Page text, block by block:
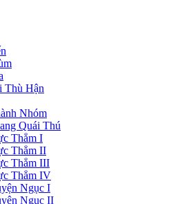
Thù Hận
Nhóm
Quái Thú
Thẳm I
Thẳm II
Thẳm III
Thẳm IV
Ngục I
Ngục II